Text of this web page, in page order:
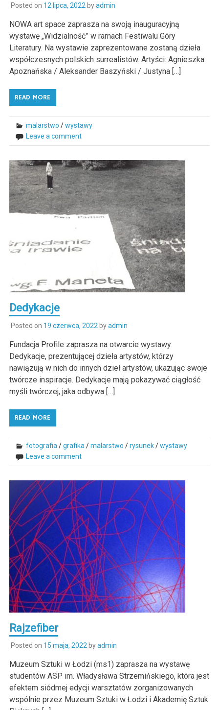
Posted on 12 lipca, 2022 byadmin
NOWA art space zaprasza na swoją inauguracyjną
wystawę „Widzialność” w ramach Festiwalu Góry
Literatury. Na wystawie zaprezentowane zostaną dzieła
współczesnych polskich surrealistów. Artyści: Agnieszka
Apoznańska / Aleksander Baszyński / Justyna […]
READ MORE
malarstwo /wystawy
Leave a comment
Dedykacje
Posted on 19 czerwca, 2022 byadmin
Fundacja Profile zaprasza na otwarcie wystawy
Dedykacje, prezentującej dzieła artystów, którzy
nawiązują w nich do innych dzieł artystów, ukazując swoje
twórcze inspiracje. Dedykacje mają pokazywać ciągłość
myśli twórczej, jaka odbywa […]
READ MORE
fotografia /grafika /malarstwo /rysunek/wystawy
Leave a comment
Rajzefiber
Posted on 15 maja, 2022byadmin
Muzeum Sztuki w Łodzi (ms1) zaprasza na wystawę
studentów ASP im. Władysława Strzemińskiego, która jest
efektem siódmej edycji warsztatów zorganizowanych
wspólnie przez Muzeum Sztuki w Łodzi i Akademię Sztuk